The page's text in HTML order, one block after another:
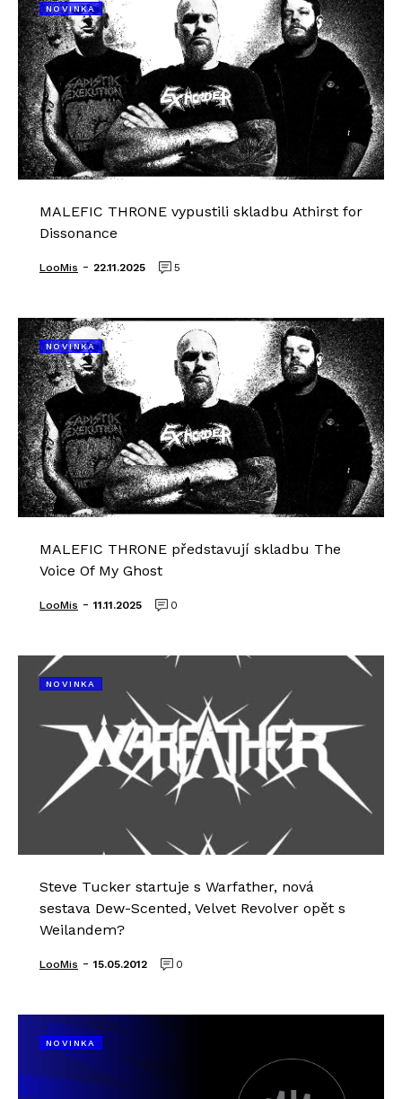
NOVINKA
MALEFIC THRONE vypustili skladbu Athirst for
Dissonance
LooMis - 22.11.2025 5
NOVINKA
MALEFIC THRONE představují skladbu The
Voice Of My Ghost
LooMis - 11.11.2025 0
NOVINKA
Steve Tucker startuje s Warfather, nová
sestava Dew-Scented, Velvet Revolver opět s
Weilandem?
LooMis - 15.05.2012 0
NOVINKA